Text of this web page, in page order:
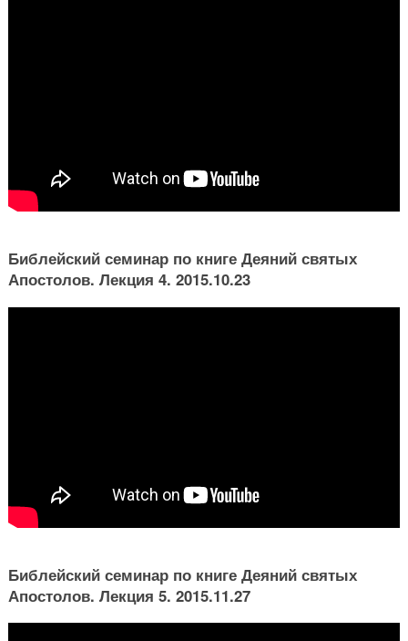
Библейский семинар по книге Деяний святых
Апостолов. Лекция 4. 2015.10.23
Библейский семинар по книге Деяний святых
Апостолов. Лекция 5. 2015.11.27